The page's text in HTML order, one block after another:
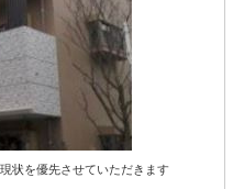
状を優先させていただきます